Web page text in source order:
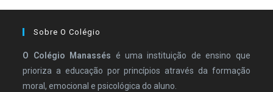
Sobre O Colégio
O Colégio Manassés é uma instituição de ensino que
prioriza a educação por princípios através da formação
moral, emocional e psicológica do aluno.